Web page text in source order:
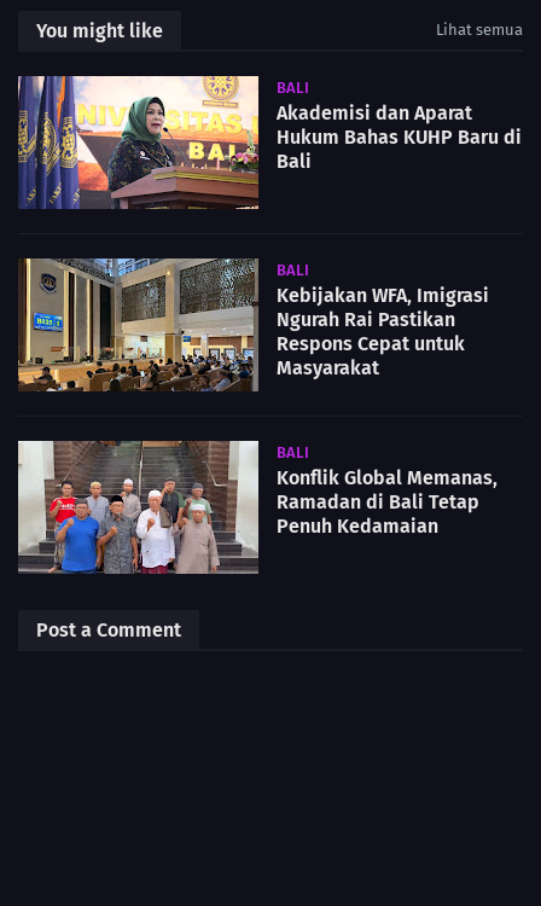
You might like Lihat semua
BALI
Akademisi dan Aparat
Hukum Bahas KUHP Baru di
Bali
BALI
Kebijakan WFA, Imigrasi
Ngurah Rai Pastikan
Respons Cepat untuk
Masyarakat
BALI
Konflik Global Memanas,
Ramadan di Bali Tetap
Penuh Kedamaian
Post a Comment